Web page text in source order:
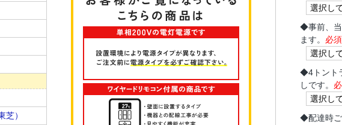
◆事前、
ます。 必須
◆4トント
しです。
◆配達時
芝）